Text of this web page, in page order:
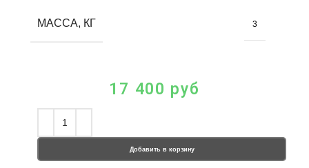
МАССА, КГ 3
17 400 руб
Добавить в корзину